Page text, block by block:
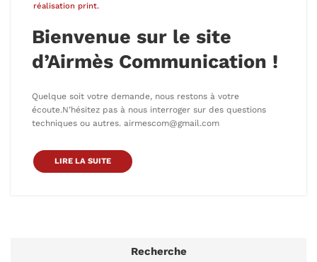
réalisation print.
Bienvenue sur le site
d’Airmès Communication !
Quelque soit votre demande, nous restons à votre
écoute.N’hésitez pas à nous interroger sur des questions
techniques ou autres. airmescom@gmail.com
LIRE LA SUITE
Recherche